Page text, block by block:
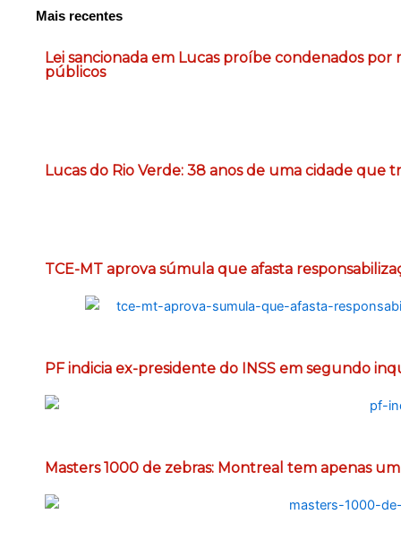
Mais recentes
Lei sancionada em Lucas proíbe condenados
públicos
Lucas do Rio Verde: 38 anos de uma cidade
TCE-MT aprova súmula que afasta
PF indicia ex-presidente do INSS em segundo
Masters 1000 de zebras: Montreal tem apenas